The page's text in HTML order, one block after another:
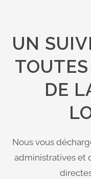
UN
DE
Nous vous
administratives et